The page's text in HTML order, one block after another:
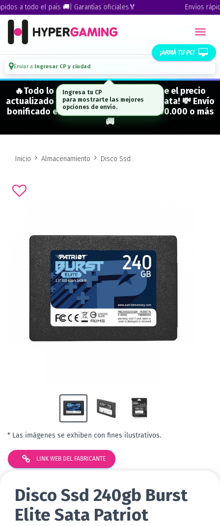
a todo el país 🚚| Garantías oficiales🏅 Envíos
¡ARMÁ TU PC!
Enviar a Ingresar CP y ciudad
🔥Todo lo que figura "EN STOCK" tiene el precio
actualizado y está para entrega inmediata! 💸 Envío
bonificado en CABA en compras de $500.000 o más
🚚
Inicio Almacenamiento Disco Ssd
* Las imágenes se exhiben con fines ilustrativos.
LINK WEB DEL FABRICANTE
Disco Ssd 240gb Burst
Elite Sata Patriot
Ingresa tu CP
para mostrarte las mejores
opciones de envío.